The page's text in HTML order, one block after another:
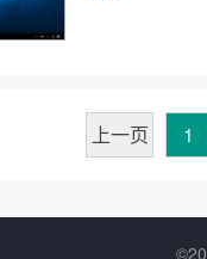
上一页 1